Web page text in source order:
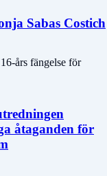
Sabas Costich
års fängelse för
åtaganden för